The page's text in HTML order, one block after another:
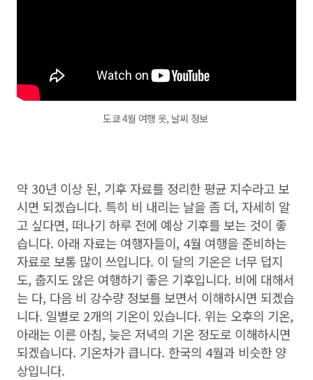
도쿄 4월 여행 옷, 날씨 정보
약 30년 이상 된, 기후 자료를 정리한 평균 지수라고 보
시면 되겠습니다. 특히 비 내리는 날을 좀 더, 자세히 알
고 싶다면, 떠나기 하루 전에 예상 기후를 보는 것이 좋
습니다. 아래 자료는 여행자들이, 4월 여행을 준비하는
자료로 보통 많이 쓰입니다. 이 달의 기온은 너무 덥지
도, 춥지도 않은 여행하기 좋은 기후입니다. 비에 대해서
는 다, 다음 비 강수량 정보를 보면서 이해하시면 되겠습
니다. 일별로 2개의 기온이 있습니다. 위는 오후의 기온,
아래는 이른 아침, 늦은 저녁의 기온 정도로 이해하시면
되겠습니다. 기온차가 큽니다. 한국의 4월과 비슷한 양
상입니다.